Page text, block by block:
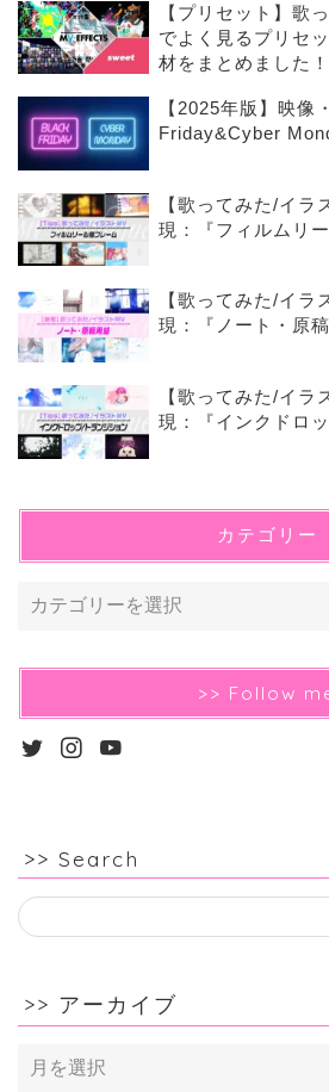
【プリセット】歌
でよく見るプリセ
材をまとめました！
【2025年版】映像
Friday&Cyber
【歌ってみた/イラ
現：『フィルムリ
【歌ってみた/イラ
現：『ノート・原稿
【歌ってみた/イラ
現：『インクドロッ
カテゴリー
>> Follow
>> Search
>> アーカイブ
ア